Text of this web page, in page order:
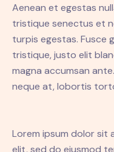
Aenean et egestas
tristique senectus et
turpis egestas. Fusce
tristique, justo elit
magna accumsan
neque at, lobortis
Lorem ipsum dolor sit
elit, sed do eiusmod